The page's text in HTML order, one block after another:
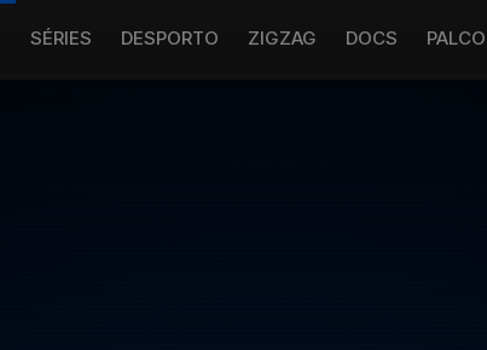
SÉRIES DESPORTO ZIGZAG DOCS PALCO